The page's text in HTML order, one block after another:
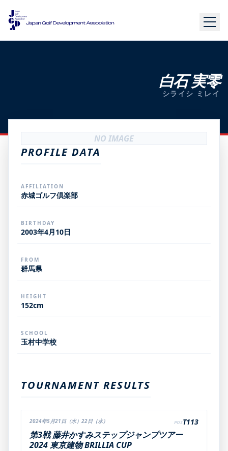
白石 実零
シライシ ミレイ
NO IMAGE
PROFILE DATA
AFFILIATION
赤城ゴルフ倶楽部
BIRTHDAY
2003年4月10日
FROM
群馬県
HEIGHT
152cm
SCHOOL
玉村中学校
TOURNAMENT RESULTS
2024年5月21日（水）22日（水） POST113
第3戦 藤井かすみステップジャンプツアー
2024 東京建物 BRILLIA CUP